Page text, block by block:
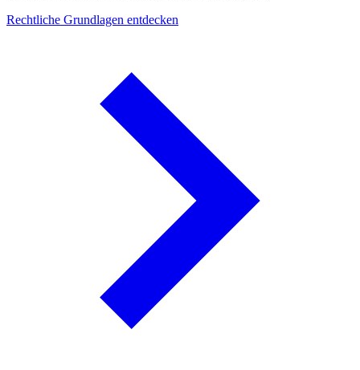
Rechtliche Grundlagen entdecken